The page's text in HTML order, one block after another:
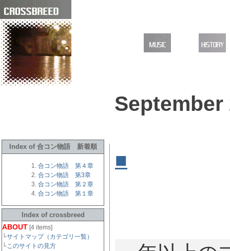
Index of 合コン物語 新着順
合コン物語 第４章
合コン物語 第3章
合コン物語 第２章
合コン物語 第１章
Index of crossbreed
ABOUT [4 items]
└サイトマップ（カテゴリ一覧）
└このサイトの見方
September
■